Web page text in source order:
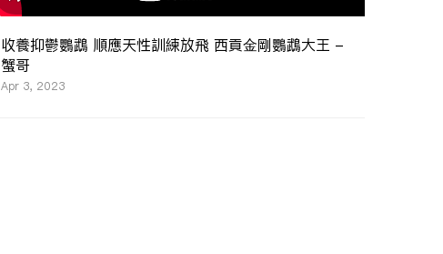
收養抑鬱鸚鵡 順應天性訓練放飛 西貢金剛鸚鵡大王 -
蟹哥
Apr 3, 2023